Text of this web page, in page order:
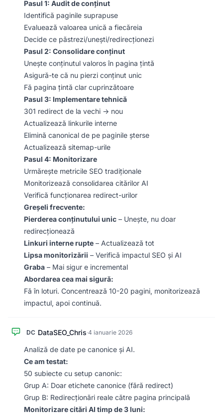
Pasul 1: Audit de conținut
Identifică paginile suprapuse
Evaluează valoarea unică a fiecăreia
Decide ce păstrezi/unești/redirecționezi
Pasul 2: Consolidare conținut
Unește conținutul valoros în pagina țintă
Asigură-te că nu pierzi conținut unic
Fă pagina țintă clar cuprinzătoare
Pasul 3: Implementare tehnică
301 redirect de la vechi → nou
Actualizează linkurile interne
Elimină canonical de pe paginile șterse
Actualizează sitemap-urile
Pasul 4: Monitorizare
Urmărește metricile SEO tradiționale
Monitorizează consolidarea citărilor AI
Verifică funcționarea redirect-urilor
Greșeli frecvente:
Pierderea conținutului unic – Unește, nu doar
redirecționează
Linkuri interne rupte – Actualizează tot
Lipsa monitorizării – Verifică impactul SEO și AI
Graba – Mai sigur e incremental
Abordarea cea mai sigură:
Fă în loturi. Concentrează 10-20 pagini, monitorizează
impactul, apoi continuă.
DC DataSEO_Chris·4 ianuarie 2026
Analiză de date pe canonice și AI.
Ce am testat:
50 subiecte cu setup canonic:
Grup A: Doar etichete canonice (fără redirect)
Grup B: Redirecționări reale către pagina principală
Monitorizare citări AI timp de 3 luni: